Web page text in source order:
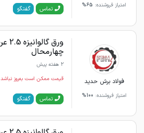
امتیاز فروشنده: 65% تماس گفتگو
فولاد برش حدید
امتیاز فروشنده: 100%
چهارمحال
2 هفته پیش
قیمت ممکن است به‌روز نباشد
تماس گفتگو